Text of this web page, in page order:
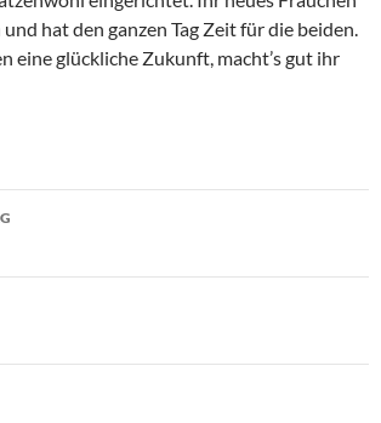
hat den ganzen Tag Zeit für die beiden.
eine glückliche Zukunft, macht’s gut ihr